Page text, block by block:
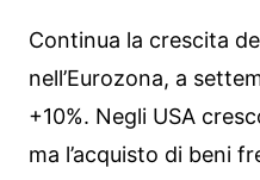
Continua la crescita
nell’Eurozona, a
+10%. Negli USA
ma l’acquisto di beni